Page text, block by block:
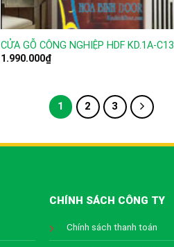
CỬA GỖ CÔNG NGHIỆP HDF KD.1A-C13
1.990.000₫
1 2 3
CHÍNH SÁCH CÔNG TY
Chính sách thanh toán